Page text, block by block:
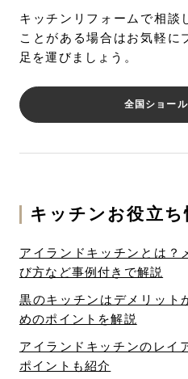
キッチンリフォームで相談
ことがある場合はお気軽に
足を運びましょう。
全国ショー
キッチンお役立ち
アイランドキッチンとは？
び方など事例付きで解説
黒のキッチンはデメリット
めのポイントを解説
アイランドキッチンのレイ
ポイントも紹介